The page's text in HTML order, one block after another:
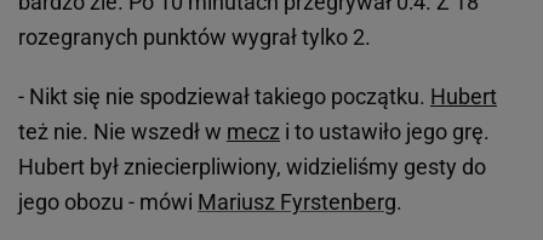
rozegranych punktów wygrał tylko 2.
- Nikt się nie spodziewał takiego początku. Hubert
też nie. Nie wszedł w mecz i to ustawiło jego grę.
Hubert był zniecierpliwiony, widzieliśmy gesty do
jego obozu - mówi Mariusz Fyrstenberg.